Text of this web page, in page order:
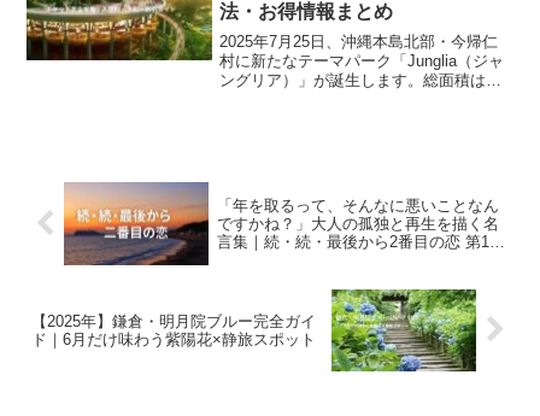
法・お得情報まとめ
2025年7月25日、沖縄本島北部・今帰仁
村に新たなテーマパーク「Junglia（ジャ
ングリア）」が誕生します。総面積は約
「年を取るって、そんなに悪いことなん
ですかね？」大人の孤独と再生を描く名
言集｜続・続・最後から2番目の恋 第10
【2025年】鎌倉・明月院ブルー完全ガイ
ド｜6月だけ味わう紫陽花×静旅スポット